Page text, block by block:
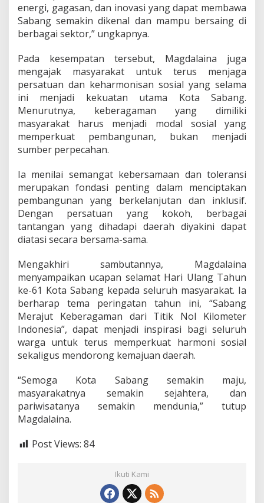
energi, gagasan, dan inovasi yang dapat membawa
Sabang semakin dikenal dan mampu bersaing di
berbagai sektor,” ungkapnya.
Pada kesempatan tersebut, Magdalaina juga
mengajak masyarakat untuk terus menjaga
persatuan dan keharmonisan sosial yang selama
ini menjadi kekuatan utama Kota Sabang.
Menurutnya, keberagaman yang dimiliki
masyarakat harus menjadi modal sosial yang
memperkuat pembangunan, bukan menjadi
sumber perpecahan.
Ia menilai semangat kebersamaan dan toleransi
merupakan fondasi penting dalam menciptakan
pembangunan yang berkelanjutan dan inklusif.
Dengan persatuan yang kokoh, berbagai
tantangan yang dihadapi daerah diyakini dapat
diatasi secara bersama-sama.
Mengakhiri sambutannya, Magdalaina
menyampaikan ucapan selamat Hari Ulang Tahun
ke-61 Kota Sabang kepada seluruh masyarakat. Ia
berharap tema peringatan tahun ini, “Sabang
Merajut Keberagaman dari Titik Nol Kilometer
Indonesia”, dapat menjadi inspirasi bagi seluruh
warga untuk terus memperkuat harmoni sosial
sekaligus mendorong kemajuan daerah.
“Semoga Kota Sabang semakin maju,
masyarakatnya semakin sejahtera, dan
pariwisatanya semakin mendunia,” tutup
Magdalaina.
Post Views: 84
Ikuti Kami